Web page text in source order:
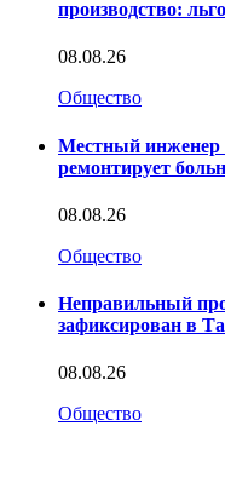
производство:
08.08.26
Общество
Местный инженер
ремонтирует
08.08.26
Общество
Неправильный
зафиксирован в
08.08.26
Общество